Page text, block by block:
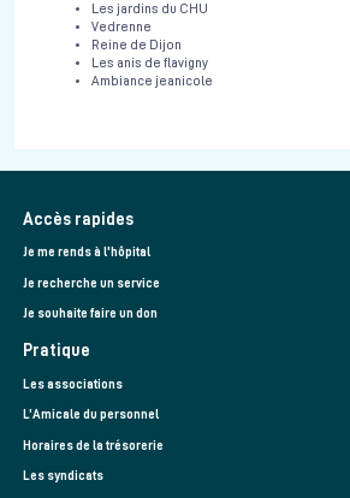
Les jardins du CHU
Vedrenne
Reine de Dijon
Les anis de flavigny
Ambiance jeanicole
Accès rapides
Je me rends à l'hôpital
Je recherche un service
Je souhaite faire un don
Pratique
Les associations
L’Amicale du personnel
Horaires de la trésorerie
Les syndicats